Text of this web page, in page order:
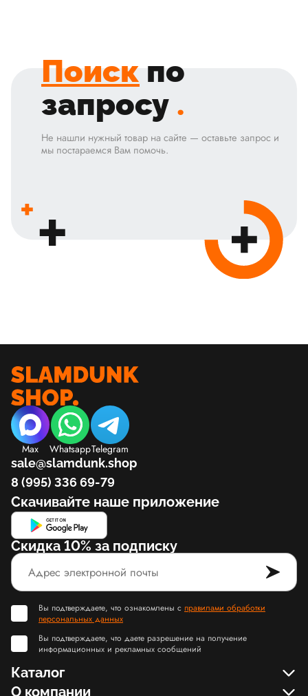
Поиск по
запросу .
Не нашли нужный товар на сайте — оставьте запрос и
мы постараемся Вам помочь.
Max WhatsappTelegram
sale@slamdunk.shop
8 (995) 336 69-79
Скачивайте наше приложение
Скидка 10% за подписку
Вы подтверждаете, что ознакомлены с правилами обработки
персональных данных
Вы подтверждаете, что даете разрешение на получение
информационных и рекламных сообщений
Каталог
О компании